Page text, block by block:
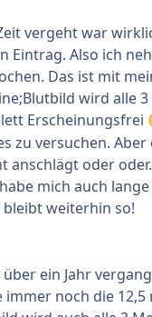
vergeht war
Eintrag. Also ich
Das ist mit
wird alle
Erscheinungsfrei
zu versuchen.
anschlägt oder
mich auch
bleibt weiterhin so!
ein Jahr
noch die